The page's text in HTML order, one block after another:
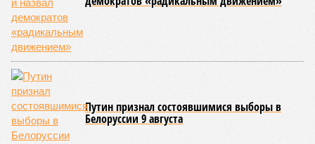
ЖК «Светлый мир «Станция Л»: та же группа компаний-
банкрот Seven Suns Development, та жеанонсированная
схема достройки через Capital Group осенью 2024 года, но
за прошедшие два года результатов, по словам дольщиков,
практически не видно. Поинформациииз профильных
порталов, первую очередь ЖК строители обещают сдать к
декабрю 2026 г., вторую – к марту 2028-го. Но никто при